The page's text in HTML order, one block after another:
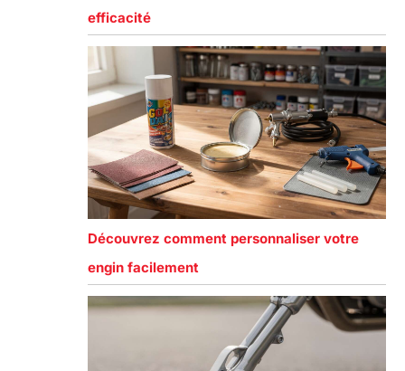
efficacité
Découvrez comment personnaliser votre
engin facilement